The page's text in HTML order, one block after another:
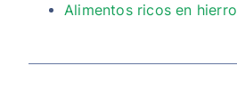
Alimentos ricos en hierro